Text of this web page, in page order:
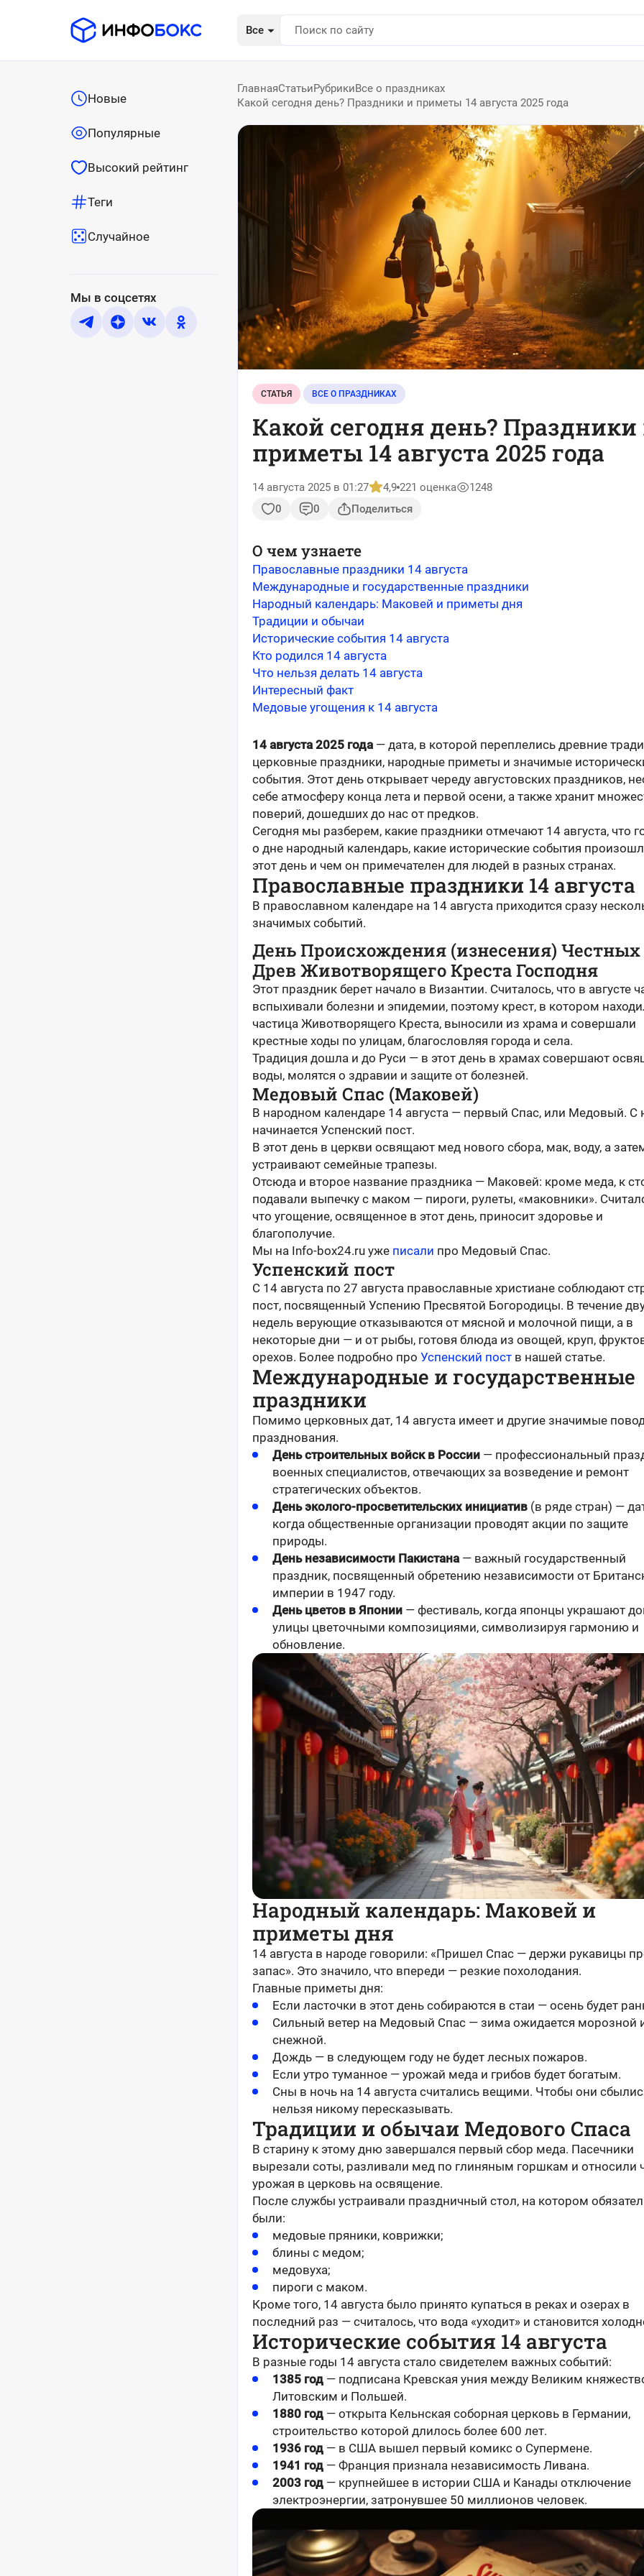
Все
Новые
Популярные
Высокий рейтинг
Теги
Случайное
Мы в соцсетях
ГлавнаяСтатьиРубрикиВсе о праздниках
Какой сегодня день? Праздники и приметы 14 августа 2025 года
СТАТЬЯ ВСЕ О ПРАЗДНИКАХ
Какой сегодня день? Праздники
приметы 14 августа 2025 года
14 августа 2025 в 01:27 4,9 221 оценка
1248
0
0 Поделиться
О чем узнаете
Православные праздники 14 августа
Международные и государственные праздники
Народный календарь: Маковей и приметы дня
Традиции и обычаи
Исторические события 14 августа
Кто родился 14 августа
Что нельзя делать 14 августа
Интересный факт
Медовые угощения к 14 августа
14 августа 2025 года— дата, в которой переплелись древние
церковные праздники, народные приметы и значимые
события. Этот день открывает череду августовских праздников,
себе атмосферу конца лета и первой осени, а также хранит
поверий, дошедших до нас от предков.
Сегодня мы разберем, какие праздники отмечают 14 августа, что
о дне народный календарь, какие исторические события
этот день и чем он примечателен для людей в разных странах.
Православные праздники 14 августа
В православном календаре на 14 августа приходится сразу
значимых событий.
День Происхождения (изнесения) Честных
Древ Животворящего Креста Господня
Этот праздник берет начало в Византии. Считалось, что в августе
вспыхивали болезни и эпидемии, поэтому крест, в котором
частица Животворящего Креста, выносили из храма и совершали
крестные ходы по улицам, благословляя города и села.
Традиция дошла и до Руси — в этот день в храмах совершают
воды, молятся о здравии и защите от болезней.
Медовый Спас (Маковей)
В народном календаре 14 августа — первый Спас, или Медовый. С
начинается Успенский пост.
В этот день в церкви освящают мед нового сбора, мак, воду, а
устраивают семейные трапезы.
Отсюда и второе название праздника — Маковей: кроме меда, к
подавали выпечку с маком — пироги, рулеты, «маковники».
что угощение, освященное в этот день, приносит здоровье и
благополучие.
Мы на Info-box24.ru уже писали про Медовый Спас.
Успенский пост
С 14 августа по 27 августа православные христиане соблюдают
пост, посвященный Успению Пресвятой Богородицы. В течение
недель верующие отказываются от мясной и молочной пищи, а в
некоторые дни — и от рыбы, готовя блюда из овощей, круп,
орехов. Более подробно про Успенский пост в нашей статье.
Международные и государственные
праздники
Помимо церковных дат, 14 августа имеет и другие значимые
празднования.
День строительных войск в России — профессиональный
военных специалистов, отвечающих за возведение и ремонт
стратегических объектов.
День эколого-просветительских инициатив (в ряде стран) —
когда общественные организации проводят акции по защите
природы.
День независимости Пакистана— важный государственный
праздник, посвященный обретению независимости от
империи в 1947 году.
День цветов в Японии — фестиваль, когда японцы украшают
улицы цветочными композициями, символизируя гармонию и
обновление.
Народный календарь: Маковей и
приметы дня
14 августа в народе говорили: «Пришел Спас — держи рукавицы
запас». Это значило, что впереди — резкие похолодания.
Главные приметы дня:
Если ласточки в этот день собираются в стаи — осень будет
Сильный ветер на Медовый Спас — зима ожидается морозной
снежной.
Дождь — в следующем году не будет лесных пожаров.
Если утро туманное — урожай меда и грибов будет богатым.
Сны в ночь на 14 августа считались вещими. Чтобы они
нельзя никому пересказывать.
Традиции и обычаи Медового Спаса
В старину к этому дню завершался первый сбор меда. Пасечники
вырезали соты, разливали мед по глиняным горшкам и относили
урожая в церковь на освящение.
После службы устраивали праздничный стол, на котором
были:
медовые пряники, коврижки;
блины с медом;
медовуха;
пироги с маком.
Кроме того, 14 августа было принято купаться в реках и озерах в
последний раз — считалось, что вода «уходит» и становится
Исторические события 14 августа
В разные годы 14 августа стало свидетелем важных событий:
1385 год — подписана Кревская уния между Великим
Литовским и Польшей.
1880 год — открыта Кельнская соборная церковь в Германии,
строительство которой длилось более 600 лет.
1936 год — в США вышел первый комикс о Супермене.
1941 год — Франция признала независимость Ливана.
2003 год — крупнейшее в истории США и Канады отключение
электроэнергии, затронувшее 50 миллионов человек.